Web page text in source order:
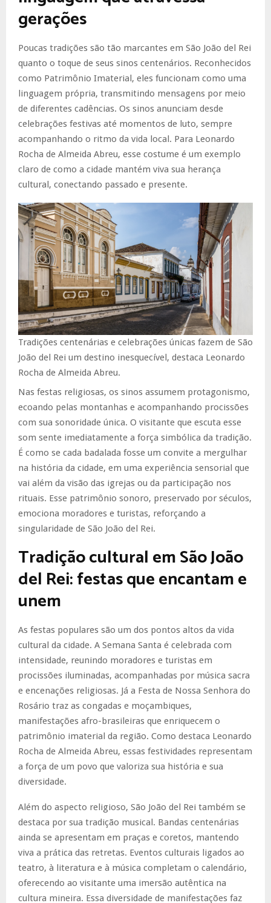
gerações
Poucas tradições são tão marcantes em São João del Rei
quanto o toque de seus sinos centenários. Reconhecidos
como Patrimônio Imaterial, eles funcionam como uma
linguagem própria, transmitindo mensagens por meio
de diferentes cadências. Os sinos anunciam desde
celebrações festivas até momentos de luto, sempre
acompanhando o ritmo da vida local. Para Leonardo
Rocha de Almeida Abreu, esse costume é um exemplo
claro de como a cidade mantém viva sua herança
cultural, conectando passado e presente.
Tradições centenárias e celebrações únicas fazem de São
João del Rei um destino inesquecível, destaca Leonardo
Rocha de Almeida Abreu.
Nas festas religiosas, os sinos assumem protagonismo,
ecoando pelas montanhas e acompanhando procissões
com sua sonoridade única. O visitante que escuta esse
som sente imediatamente a força simbólica da tradição.
É como se cada badalada fosse um convite a mergulhar
na história da cidade, em uma experiência sensorial que
vai além da visão das igrejas ou da participação nos
rituais. Esse patrimônio sonoro, preservado por séculos,
emociona moradores e turistas, reforçando a
singularidade de São João del Rei.
Tradição cultural em São João
del Rei: festas que encantam e
unem
As festas populares são um dos pontos altos da vida
cultural da cidade. A Semana Santa é celebrada com
intensidade, reunindo moradores e turistas em
procissões iluminadas, acompanhadas por música sacra
e encenações religiosas. Já a Festa de Nossa Senhora do
Rosário traz as congadas e moçambiques,
manifestações afro-brasileiras que enriquecem o
patrimônio imaterial da região. Como destaca Leonardo
Rocha de Almeida Abreu, essas festividades representam
a força de um povo que valoriza sua história e sua
diversidade.
Além do aspecto religioso, São João del Rei também se
destaca por sua tradição musical. Bandas centenárias
ainda se apresentam em praças e coretos, mantendo
viva a prática das retretas. Eventos culturais ligados ao
teatro, à literatura e à música completam o calendário,
oferecendo ao visitante uma imersão autêntica na
cultura mineira. Essa diversidade de manifestações faz